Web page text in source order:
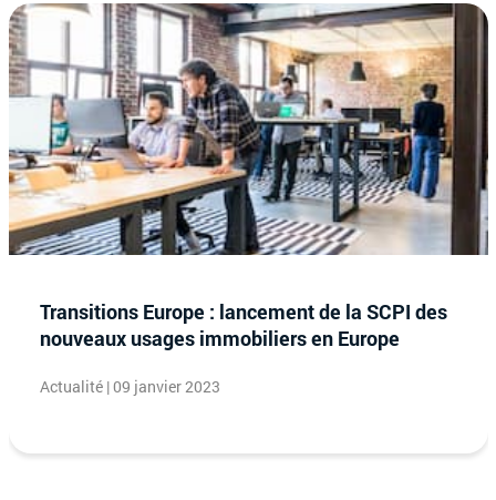
Transitions Europe : lancement de la SCPI des
nouveaux usages immobiliers en Europe
Actualité | 09 janvier 2023